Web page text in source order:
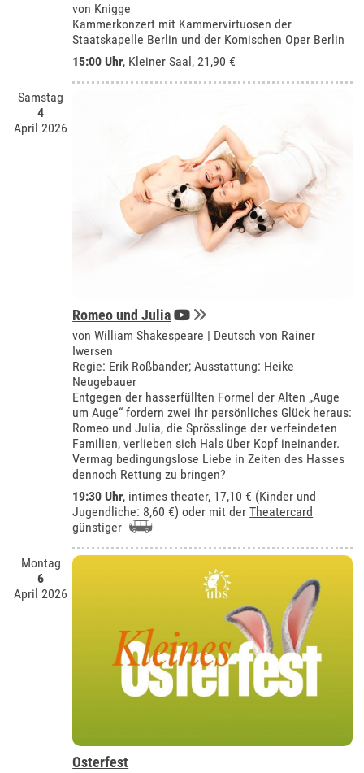
von Knigge
Kammerkonzert mit Kammervirtuosen der
Staatskapelle Berlin und der Komischen Oper Berlin
15:00 Uhr, Kleiner Saal, 21,90 €
Samstag
4
April 2026
Romeo und Julia
von William Shakespeare | Deutsch von Rainer
Iwersen
Regie: Erik Roßbander; Ausstattung: Heike
Neugebauer
Entgegen der hasserfüllten Formel der Alten „Auge
um Auge“ fordern zwei ihr persönliches Glück heraus:
Romeo und Julia, die Sprösslinge der verfeindeten
Familien, verlieben sich Hals über Kopf ineinander.
Vermag bedingungslose Liebe in Zeiten des Hasses
dennoch Rettung zu bringen?
19:30 Uhr, intimes theater, 17,10 € (Kinder und
Jugendliche: 8,60 €) oder mit derTheatercard
günstiger
Montag
6
April 2026
Osterfest